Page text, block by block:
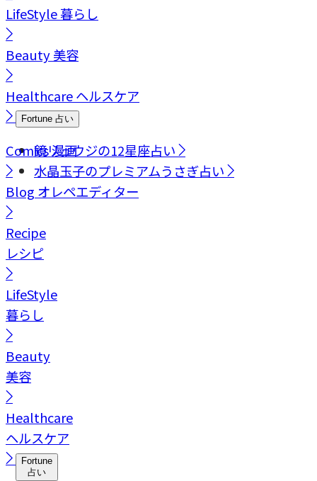
LifeStyle暮らし
Beauty美容
Healthcareヘルスケア
Fortune 占い
鏡リュウジの12星座占い
水晶玉子のプレミアムうさぎ占い
Comics漫画
Blog オレペエディター
Recipe
レシピ
LifeStyle
暮らし
Beauty
美容
Healthcare
ヘルスケア
Fortune
占い